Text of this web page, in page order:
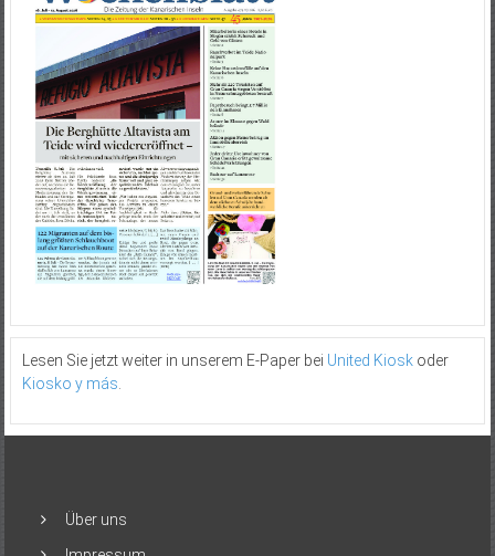
Lesen Sie jetzt weiter in unserem E-Paper bei United Kioskoder
Kiosko y más.
Über uns